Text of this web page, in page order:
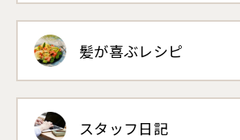
髪が喜ぶレシピ
スタッフ日記